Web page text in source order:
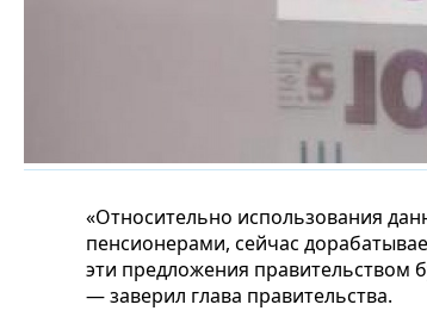
«Относительно использования
пенсионерами, сейчас
эти предложения правительством
— заверил глава правительства.